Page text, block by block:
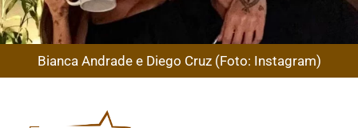
Bianca Andrade e Diego Cruz (Foto: Instagram)